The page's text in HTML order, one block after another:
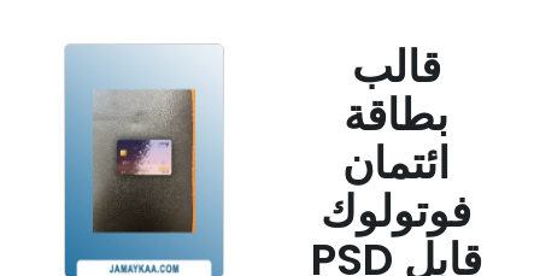
قالب
بطاقة
ائتمان
فوتولوك
PSD قابل